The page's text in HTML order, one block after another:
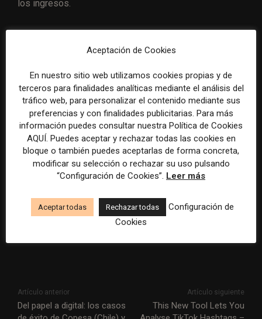
los ingresos.
aprendizajes en la construcción de la comunidad:
La participación del equipo de redacción es
esencial para obtener resultados óptimos, pero
requiere un esfuerzo activo
No todos los usuarios son iguales. Se obtienen
diferentes resultados de distintos sitios
Ser dueño de los datos no tiene precio. Genera
información que destaca las oportunidades de
Artículo anterior
Del papel a digital: los casos
Artículo siguiente
This New Tool Lets You
Aceptación de Cookies
En nuestro sitio web utilizamos cookies propias y de
terceros para finalidades analíticas mediante el análisis del
tráfico web, para personalizar el contenido mediante sus
preferencias y con finalidades publicitarias. Para más
información puedes consultar nuestra Política de Cookies
AQUÍ. Puedes aceptar y rechazar todas las cookies en
bloque o también puedes aceptarlas de forma concreta,
modificar su selección o rechazar su uso pulsando
“Configuración de Cookies”. Leer más
Aceptar todas Rechazar todas
Configuración de
Cookies